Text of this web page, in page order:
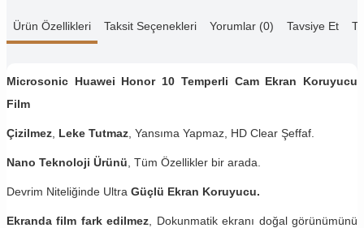
Ürün Özellikleri Taksit Seçenekleri Yorumlar (0) Tavsiye Et
Microsonic Huawei Honor 10 Temperli Cam Ekran Koruyucu
Film
Çizilmez Leke Tutmaz , Yansıma Yapmaz, HD Clear Şeffaf.
Nano Teknoloji Ürünü , Tüm Özellikler bir arada.
Devrim Niteliğinde Ultra Güçlü Ekran Koruyucu.
Ekranda film fark edilmez , Dokunmatik ekranı doğal görünümünü